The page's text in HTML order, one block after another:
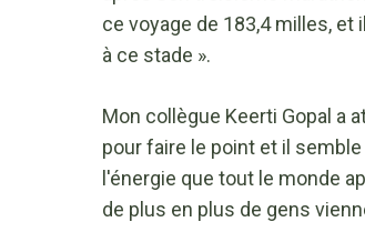
ce voyage de 183,4 milles,
à ce stade ».
Mon collègue Keerti Gopal a
pour faire le point et il
l'énergie que tout le monde
de plus en plus de gens